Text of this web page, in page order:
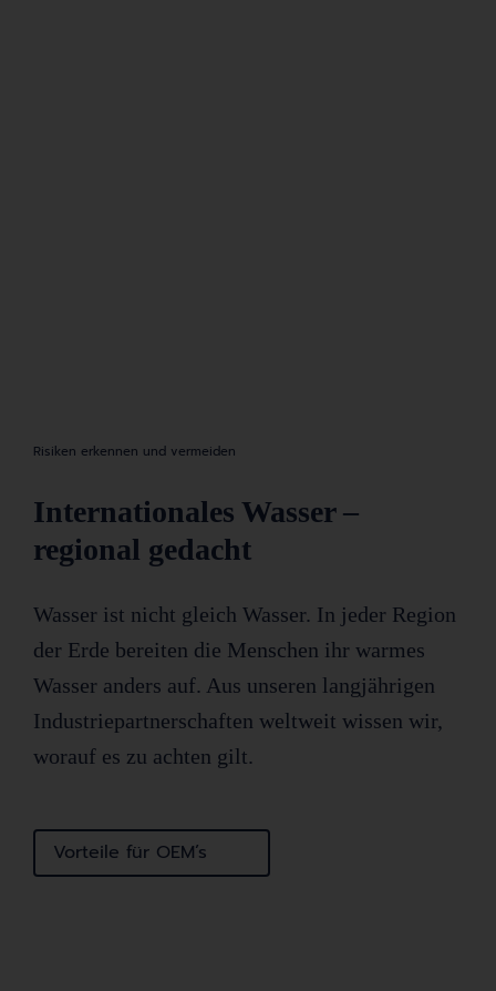
Risiken erkennen und vermeiden
Internationales Wasser –
regional gedacht
Wasser ist nicht gleich Wasser. In jeder Region
der Erde bereiten die Menschen ihr warmes
Wasser anders auf. Aus unseren langjährigen
Industriepartnerschaften weltweit wissen wir,
worauf es zu achten gilt.
Vorteile für OEM’s